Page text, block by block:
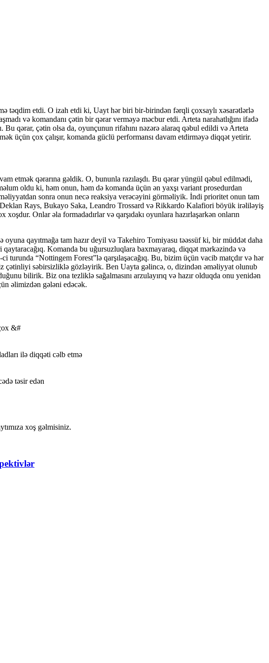
təqdim etdi. O izah etdi ki, Uayt hər biri bir-birindən fərqli çoxsaylı xəsarətlərlə
və komandanı çətin bir qərar verməyə məcbur etdi. Arteta narahatlığını ifadə
qərar, çətin olsa da, oyunçunun rifahını nəzərə alaraq qəbul edildi və Arteta
üçün çox çalışır, komanda güclü performansı davam etdirməyə diqqət yetirir.
etmək qərarına gəldik. O, bununla razılaşdı. Bu qərar yüngül qəbul edilmədi,
oldu ki, həm onun, həm də komanda üçün ən yaxşı variant prosedurdan
sonra onun necə reaksiya verəcəyini görməliyik. İndi prioritet onun tam
Deklan Rays, Bukayo Saka, Leandro Trossard və Rikkardo Kalafiori böyük irəliləyiş
Onlar əla formadadırlar və qarşıdakı oyunlara hazırlaşarkən onların
qayıtmağa tam hazır deyil və Takehiro Tomiyasu təəssüf ki, bir müddət daha
Komanda bu uğursuzluqlara baxmayaraq, diqqət mərkəzində və
“Nottingem Forest”lə qarşılaşacağıq. Bu, bizim üçün vacib matçdır və hər
çətinliyi səbirsizliklə gözləyirik. Ben Uayta gəlincə, o, dizindən əməliyyat olunub
bilirik. Biz ona tezliklə sağalmasını arzulayırıq və hazır olduqda onu yenidən
əlimizdən gələni edəcək.
&#
ilə diqqəti cəlb etmə
təsir edən
xoş gəlmisiniz.